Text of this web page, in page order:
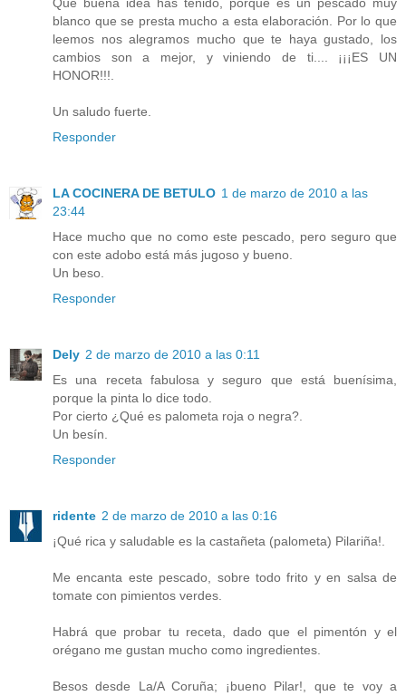
Qué buena idea has tenido, porque es un pescado muy
blanco que se presta mucho a esta elaboración. Por lo que
leemos nos alegramos mucho que te haya gustado, los
cambios son a mejor, y viniendo de ti.... ¡¡¡ES UN
HONOR!!!.
Un saludo fuerte.
Responder
LA COCINERA DE BETULO 1 de marzo de 2010 a las
23:44
Hace mucho que no como este pescado, pero seguro que
con este adobo está más jugoso y bueno.
Un beso.
Responder
Dely 2 de marzo de 2010 a las 0:11
Es una receta fabulosa y seguro que está buenísima,
porque la pinta lo dice todo.
Por cierto ¿Qué es palometa roja o negra?.
Un besín.
Responder
ridente 2 de marzo de 2010 a las 0:16
¡Qué rica y saludable es la castañeta (palometa) Pilariña!.
Me encanta este pescado, sobre todo frito y en salsa de
tomate con pimientos verdes.
Habrá que probar tu receta, dado que el pimentón y el
orégano me gustan mucho como ingredientes.
Besos desde La/A Coruña; ¡bueno Pilar!, que te voy a